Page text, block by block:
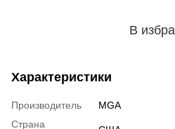
В
Характеристики
Производитель
MGA
Страна